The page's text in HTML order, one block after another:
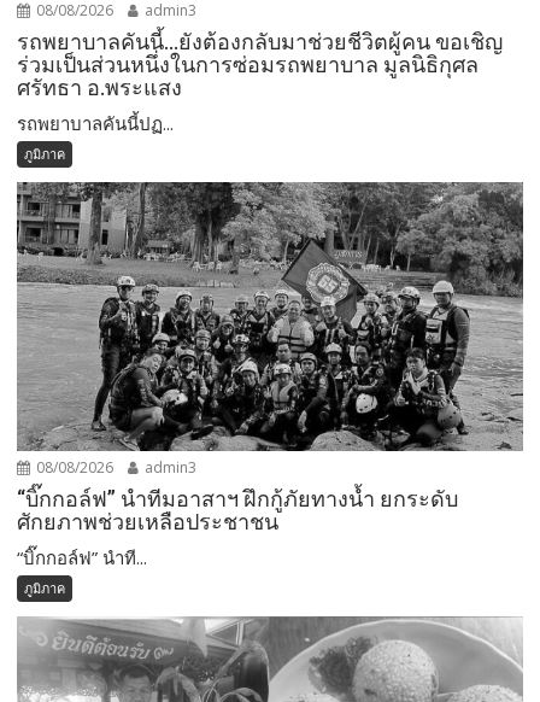
08/08/2026 admin3
รถพยาบาลคันนี้…ยังต้องกลับมาช่วยชีวิตผู้คน ขอเชิญ
ร่วมเป็นส่วนหนึ่งในการซ่อมรถพยาบาล มูลนิธิกุศล
ศรัทธา อ.พระแสง
รถพยาบาลคันนี้ปฏ...
ภูมิภาค
08/08/2026 admin3
“บิ๊กกอล์ฟ” นำทีมอาสาฯ ฝึกกู้ภัยทางน้ำ ยกระดับ
ศักยภาพช่วยเหลือประชาชน
“บิ๊กกอล์ฟ” นำที...
ภูมิภาค